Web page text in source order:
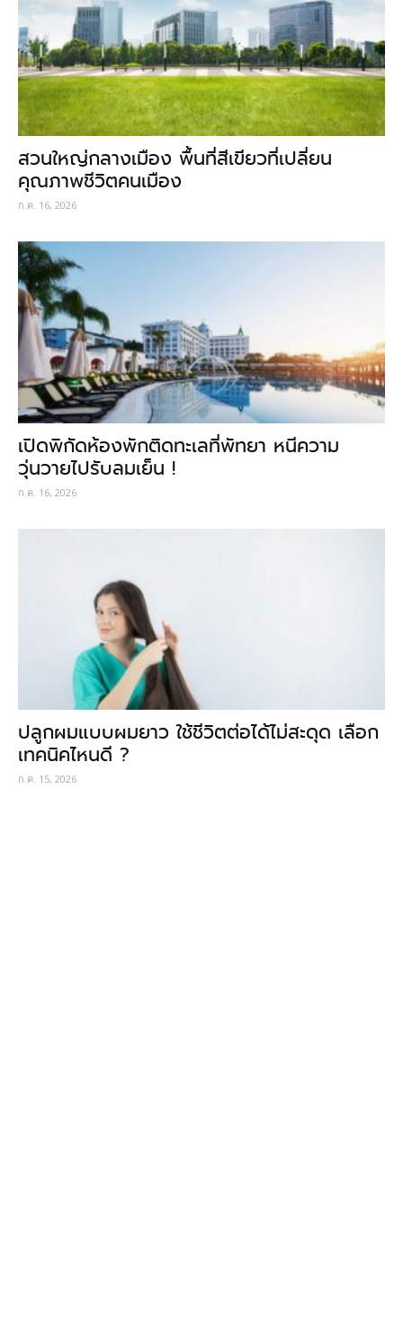
สวนใหญ่กลางเมือง พื้นที่สีเขียวที่เปลี่ยน
คุณภาพชีวิตคนเมือง
ก.ค. 16, 2026
เปิดพิกัดห้องพักติดทะเลที่พัทยา หนีความ
วุ่นวายไปรับลมเย็น !
ก.ค. 16, 2026
ปลูกผมแบบผมยาว ใช้ชีวิตต่อได้ไม่สะดุด เลือก
เทคนิคไหนดี ?
ก.ค. 15, 2026